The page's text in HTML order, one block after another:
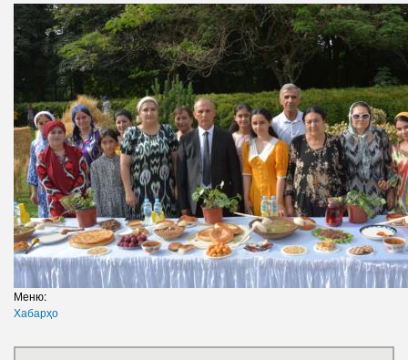
Меню:
Хабарҳо